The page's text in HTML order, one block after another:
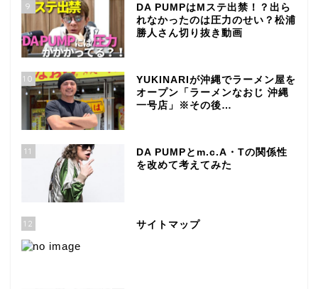
9
DA PUMPはMステ出禁！？出ら
れなかったのは圧力のせい？松浦
勝人さん切り抜き動画
10
YUKINARIが沖縄でラーメン屋を
オープン「ラーメンなおじ 沖縄
一号店」※その後…
11
DA PUMPとm.c.A・Tの関係性
を改めて考えてみた
12 サイトマップ